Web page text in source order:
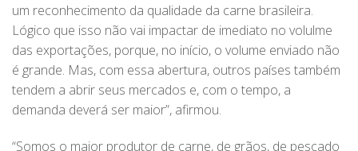
um reconhecimento da qualidade da carne brasileira.
Lógico que isso não vai impactar de imediato no volulme
das exportações, porque, no início, o volume enviado não
é grande. Mas, com essa abertura, outros países também
tendem a abrir seus mercados e, com o tempo, a
demanda deverá ser maior”, afirmou.
“Somos o maior produtor de carne, de grãos, de pescado